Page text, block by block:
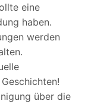
eine
haben.
werden
über die